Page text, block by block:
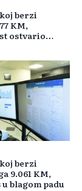
berzi
KM,
ostvario
berzi
9.061 KM,
u blagom padu